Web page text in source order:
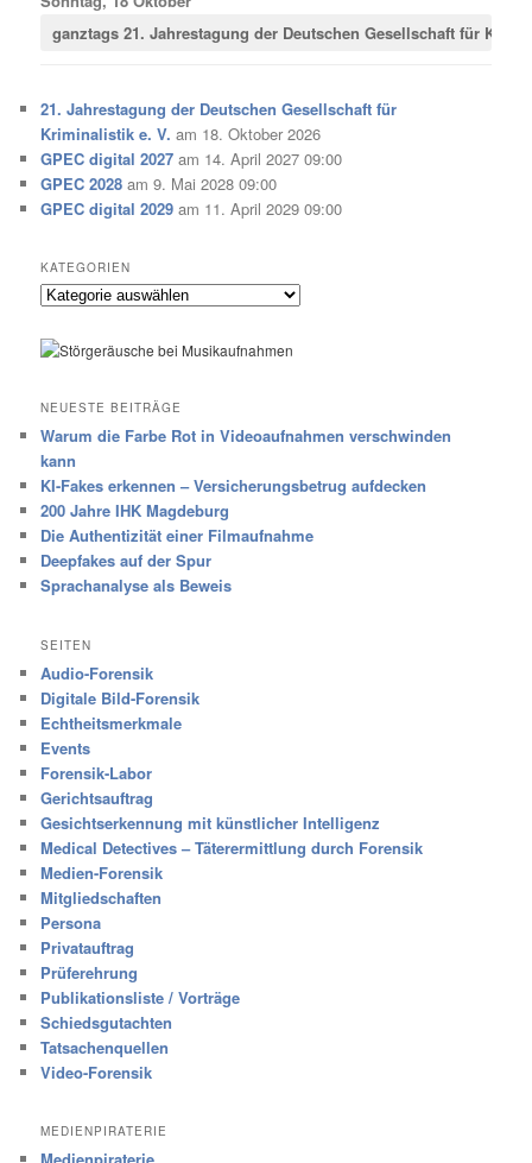
ganztags21. Jahrestagung der Deutschen Gesellschaft für
21. Jahrestagung der Deutschen Gesellschaft für
Kriminalistik e. V. am 18. Oktober 2026
GPEC digital 2027 am 14. April 2027 09:00
GPEC 2028 am 9. Mai 2028 09:00
GPEC digital 2029 am 11. April 2029 09:00
KATEGORIEN
Kategorien
NEUESTE BEITRÄGE
Warum die Farbe Rot in Videoaufnahmen verschwinden
kann
KI-Fakes erkennen – Versicherungsbetrug aufdecken
200 Jahre IHK Magdeburg
Die Authentizität einer Filmaufnahme
Deepfakes auf der Spur
Sprachanalyse als Beweis
SEITEN
Audio-Forensik
Digitale Bild-Forensik
Echtheitsmerkmale
Events
Forensik-Labor
Gerichtsauftrag
Gesichtserkennung mit künstlicher Intelligenz
Medical Detectives – Täterermittlung durch Forensik
Medien-Forensik
Mitgliedschaften
Persona
Privatauftrag
Prüferehrung
Publikationsliste / Vorträge
Schiedsgutachten
Tatsachenquellen
Video-Forensik
MEDIENPIRATERIE